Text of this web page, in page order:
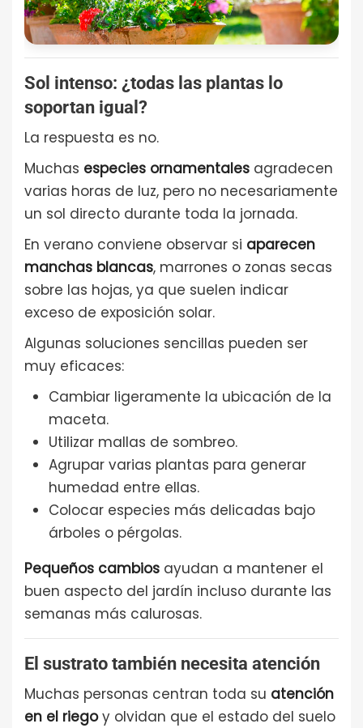
Sol intenso: ¿todas las plantas lo
soportan igual?
La respuesta es no.
Muchas especies ornamentales agradecen
varias horas de luz, pero no necesariamente
un sol directo durante toda la jornada.
En verano conviene observar si aparecen
manchas blancas, marrones o zonas secas
sobre las hojas, ya que suelen indicar
exceso de exposición solar.
Algunas soluciones sencillas pueden ser
muy eficaces:
Cambiar ligeramente la ubicación de la
maceta.
Utilizar mallas de sombreo.
Agrupar varias plantas para generar
humedad entre ellas.
Colocar especies más delicadas bajo
árboles o pérgolas.
Pequeños cambios ayudan a mantener el
buen aspecto del jardín incluso durante las
semanas más calurosas.
El sustrato también necesita atención
Muchas personas centran toda su atención
en el riegoy olvidan que el estado del suelo